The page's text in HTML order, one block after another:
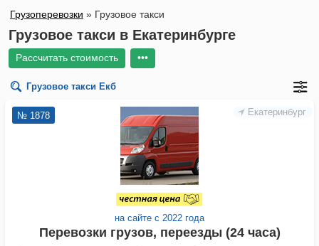
Грузоперевозки » Грузовое такси
Грузовое такси в Екатеринбурге
Рассчитать стоимость •••
Грузовое такси Екб
Екатеринбург
№ 1878
на сайте с 2022 года
Перевозки грузов, переезды (24 часа)